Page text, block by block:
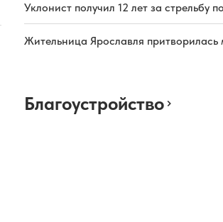
Уклонист получил 12 лет за стрельбу
Жительница Ярославля
Благоустройство